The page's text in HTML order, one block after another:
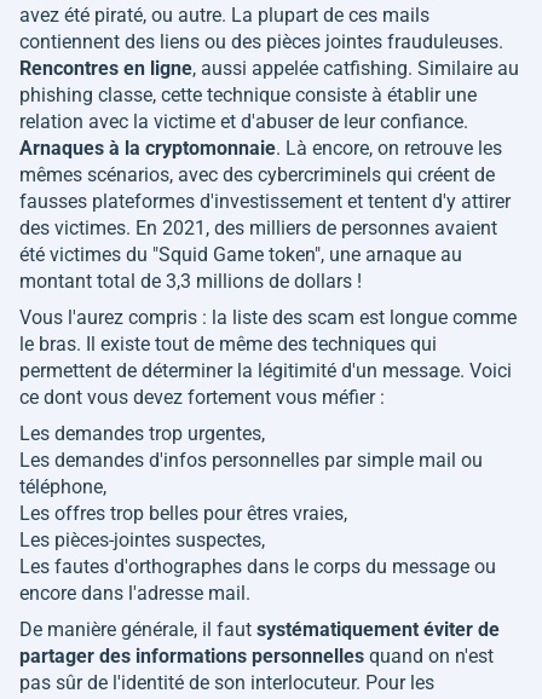
avez été piraté, ou autre. La plupart de ces mails
contiennent des liens ou des pièces jointes frauduleuses.
Rencontres en ligne, aussi appelée catfishing. Similaire au
phishing classe, cette technique consiste à établir une
relation avec la victime et d'abuser de leur confiance.
Arnaques à la cryptomonnaie. Là encore, on retrouve les
mêmes scénarios, avec des cybercriminels qui créent de
fausses plateformes d'investissement et tentent d'y attirer
des victimes. En 2021, des milliers de personnes avaient
été victimes du "Squid Game token", une arnaque au
montant total de 3,3 millions de dollars !
Vous l'aurez compris : la liste des scam est longue comme
le bras. Il existe tout de même des techniques qui
permettent de déterminer la légitimité d'un message. Voici
ce dont vous devez fortement vous méfier :
Les demandes trop urgentes,
Les demandes d'infos personnelles par simple mail ou
téléphone,
Les offres trop belles pour êtres vraies,
Les pièces-jointes suspectes,
Les fautes d'orthographes dans le corps du message ou
encore dans l'adresse mail.
De manière générale, il faut systématiquement éviter de
partager des informations personnelles quand on n'est
pas sûr de l'identité de son interlocuteur. Pour les